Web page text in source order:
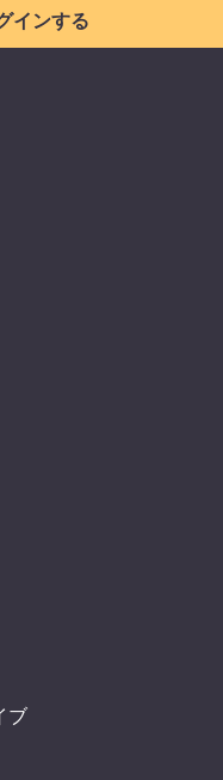
インする
ブ